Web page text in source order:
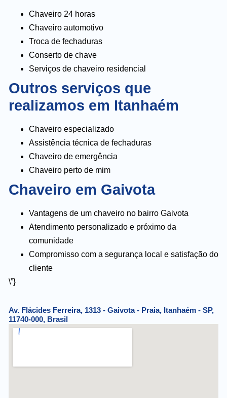
Chaveiro 24 horas
Chaveiro automotivo
Troca de fechaduras
Conserto de chave
Serviços de chaveiro residencial
Outros serviços que
realizamos em Itanhaém
Chaveiro especializado
Assistência técnica de fechaduras
Chaveiro de emergência
Chaveiro perto de mim
Chaveiro em Gaivota
Vantagens de um chaveiro no bairro Gaivota
Atendimento personalizado e próximo da
comunidade
Compromisso com a segurança local e satisfação do
cliente
\”}
Av. Flácides Ferreira, 1313 - Gaivota - Praia, Itanhaém - SP,
11740-000, Brasil